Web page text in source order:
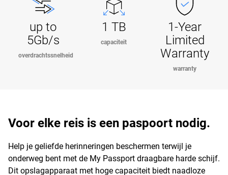
up to
5Gb/s
overdrachtssnelheid
1 TB
capaciteit
1-Year
Limited
Warranty
warranty
Voor elke reis is een paspoort nodig.
Help je geliefde herinneringen beschermen terwijl je
onderweg bent met de My Passport draagbare harde schijf.
Dit opslagapparaat met hoge capaciteit biedt naadloze